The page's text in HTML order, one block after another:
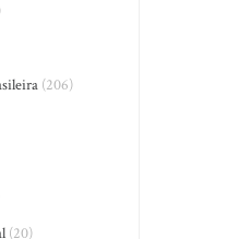
(206)
(20)